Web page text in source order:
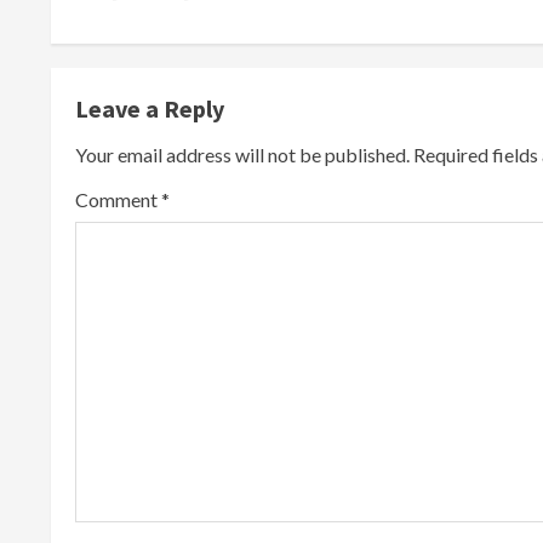
t
i
n
u
Leave a Reply
Your email address will not be published. Required
Comment*